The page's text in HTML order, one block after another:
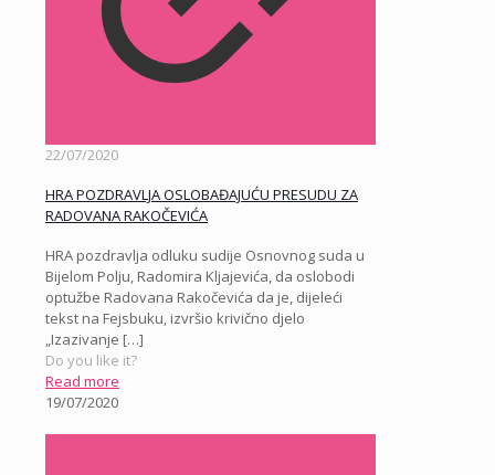
22/07/2020
HRA POZDRAVLJA OSLOBAĐAJUĆU PRESUDU ZA
RADOVANA RAKOČEVIĆA
HRA pozdravlja odluku sudije Osnovnog suda u
Bijelom Polju, Radomira Kljajevića, da oslobodi
optužbe Radovana Rakočevića da je, dijeleći
tekst na Fejsbuku, izvršio krivično djelo
„Izazivanje […]
Do you like it?
Read more
19/07/2020